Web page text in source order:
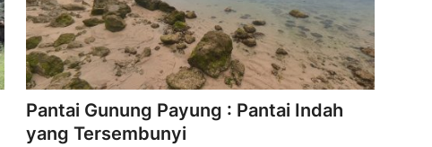
Pantai Gunung Payung : Pantai Indah
yang Tersembunyi